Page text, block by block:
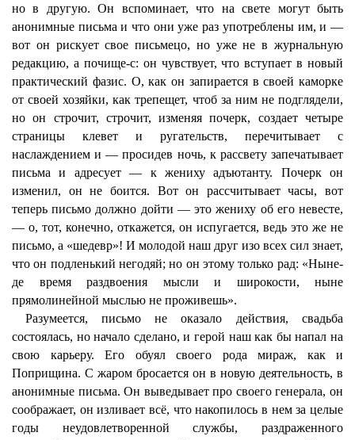
но в другую. Он вспоминает, что на свете могут быть
анонимные письма и что они уже раз употреблены им, и —
вот он рискует свое письмецо, но уже не в журнальную
редакцию, а почище-с: он чувствует, что вступает в новый
практический фазис. О, как он запирается в своей каморке
от своей хозяйки, как трепещет, чтоб за ним не подглядели,
но он строчит, строчит, изменяя почерк, создает четыре
страницы клевет и ругательств, перечитывает с
наслаждением и — просидев ночь, к рассвету запечатывает
письма и адресует — к жениху адъютанту. Почерк он
изменил, он не боится. Вот он рассчитывает часы, вот
теперь письмо должно дойти — это жениху об его невесте,
— о, тот, конечно, откажется, он испугается, ведь это же не
письмо, а «шедевр»! И молодой наш друг изо всех сил знает,
что он подленький негодяй; но он этому только рад: «Ныне-
де время раздвоения мысли и широкости, ныне
прямолинейной мыслью не проживешь».
Разумеется, письмо не оказало действия, свадьба
состоялась, но начало сделано, и герой наш как бы напал на
свою карьеру. Его обуял своего рода мираж, как и
Поприщина. С жаром бросается он в новую деятельность, в
анонимные письма. Он выведывает про своего генерала, он
соображает, он изливает всё, что накопилось в нем за целые
годы неудовлетворенной службы, раздраженного